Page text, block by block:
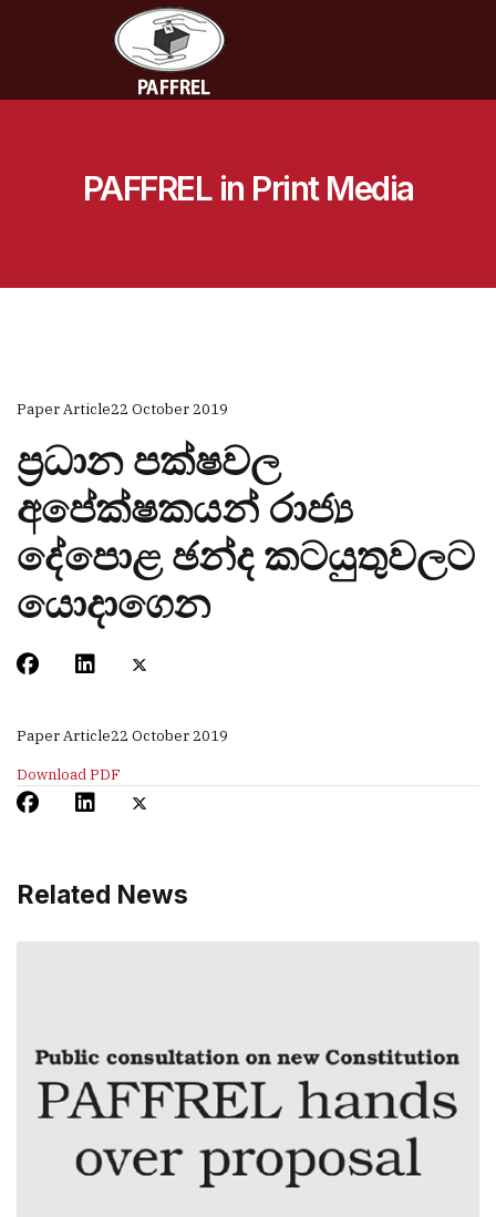
PAFFREL in Print Media
Paper Article22 October 2019
ප්‍රධාන පක්ෂවල
අපේක්ෂකයන් රාජ්‍ය
දේපොළ ඡන්ද කටයුතුවලට
යොදාගෙන
Paper Article22 October 2019
Download PDF
Related News